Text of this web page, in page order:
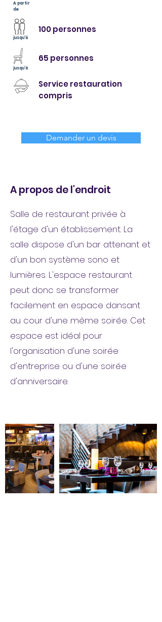
A partir
de
jusqu'à
100 personnes
jusqu'à
65 personnes
Service restauration
compris
Demander un devis
A propos de l'endroit
Salle de restaurant privée à
l'étage d'un établissement. La
salle dispose d'un bar attenant et
d'un bon système sono et
lumières. L'espace restaurant
peut donc se transformer
facilement en espace dansant
au cour d'une même soirée. Cet
espace est idéal pour
l'organisation d'une soirée
d'entreprise ou d'une soirée
d'anniversaire.